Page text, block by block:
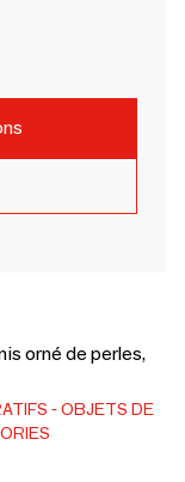
orné de perles,
OBJETS DE